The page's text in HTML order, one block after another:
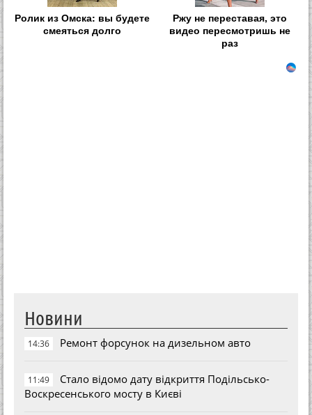
Ролик из Омска: вы будете
смеяться долго
Ржу не переставая, это
видео пересмотришь не
раз
Новини
14:36 Ремонт форсунок на дизельном авто
11:49
Стало відомо дату відкриття Подільсько-
Воскресенського мосту в Києві